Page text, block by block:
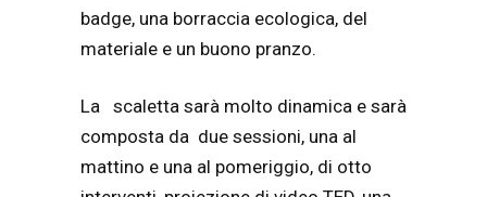
badge, una borraccia ecologica, del
materiale e un buono pranzo.
La scaletta sarà molto dinamica e sarà
composta da due sessioni, una al
mattino e una al pomeriggio, di otto